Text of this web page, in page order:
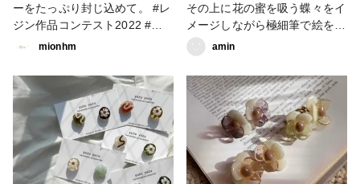
ーをたっぷり封じ込めて。 #レ
ジン作品コンテスト2022 #ハ
ンドメイド好き #レジンピアス
mionhm
その上に花の蜜を吸う蝶々をイ
メージしながら極細筆で絵を描
きました。 左右の蝶々を同じ
くらいの大きさや形で描くのが
難しい・・・というか苦手です
😅 特に右向きの蝶々は苦手で
すが頑張って描きました！ 羽
はグラデーションになるように
薄ら色をつけています。 #レジ
ン作品コンテスト2022 #レジ
ンピアス #レジンアクセサリー
amin